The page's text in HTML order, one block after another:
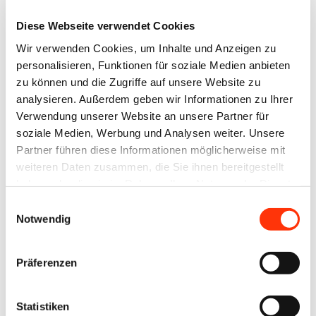
Diese Webseite verwendet Cookies
Wir verwenden Cookies, um Inhalte und Anzeigen zu
personalisieren, Funktionen für soziale Medien anbieten
zu können und die Zugriffe auf unsere Website zu
analysieren. Außerdem geben wir Informationen zu Ihrer
Verwendung unserer Website an unsere Partner für
soziale Medien, Werbung und Analysen weiter. Unsere
Partner führen diese Informationen möglicherweise mit
weiteren Daten zusammen, die Sie ihnen bereitgestellt
Notwendig
Präferenzen
Statistiken
Zurücksetzen Ihres
Passworts werden Ihnen
umgehend per E-Mail
zugesandt.
Benutzername oder E-Mail-Adresse